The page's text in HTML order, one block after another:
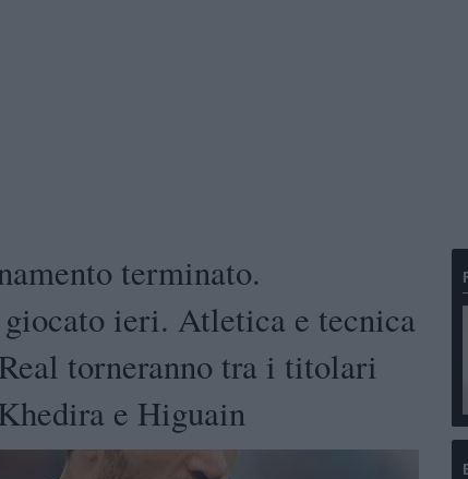
terminato.
ieri. Atletica e tecnica
torneranno tra i titolari
e Higuain